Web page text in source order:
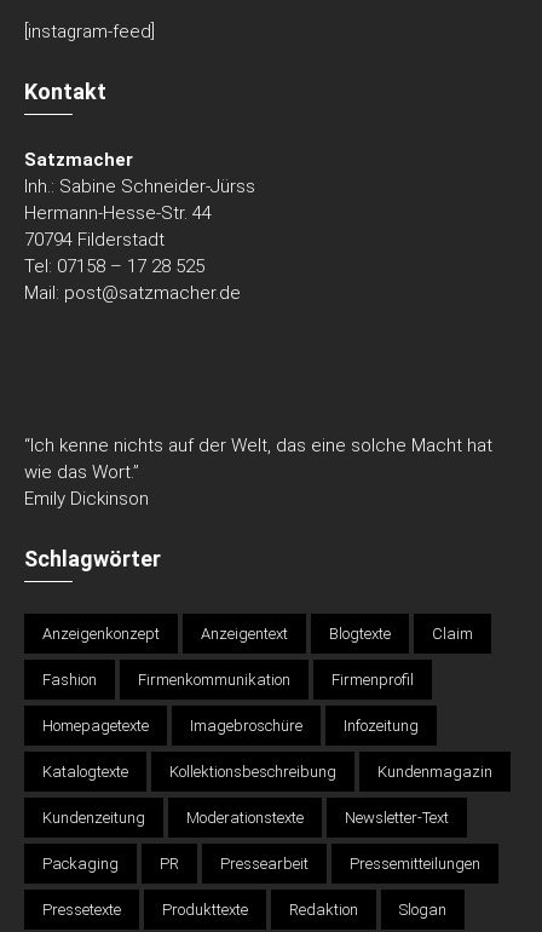
[instagram-feed]
Kontakt
Satzmacher
Inh.: Sabine Schneider-Jürss
Hermann-Hesse-Str. 44
70794 Filderstadt
Tel: 07158 – 17 28 525
Mail: post@satzmacher.de
“Ich kenne nichts auf der Welt, das eine solche Macht hat
wie das Wort.”
Emily Dickinson
Schlagwörter
Anzeigenkonzept Anzeigentext Blogtexte Claim
Fashion Firmenkommunikation Firmenprofil
Homepagetexte Imagebroschüre Infozeitung
Katalogtexte Kollektionsbeschreibung Kundenmagazin
Kundenzeitung Moderationstexte Newsletter-Text
Packaging PR Pressearbeit Pressemitteilungen
Pressetexte Produkttexte Redaktion Slogan